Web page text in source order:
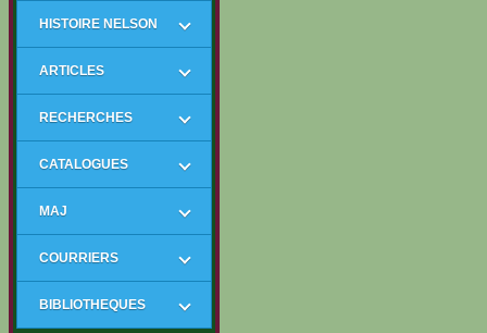
HISTOIRE NELSON
ARTICLES
RECHERCHES
CATALOGUES
MAJ
COURRIERS
BIBLIOTHEQUES